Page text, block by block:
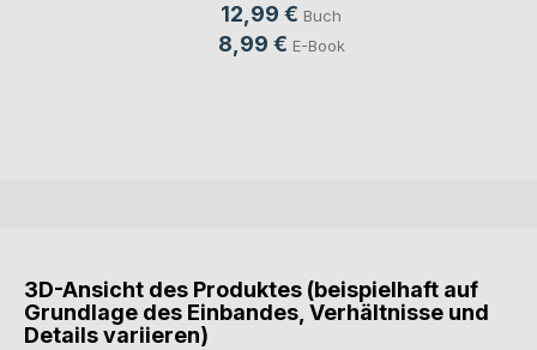
12,99 € Buch
8,99 € E-Book
3D-Ansicht des Produktes (beispielhaft auf
Grundlage des Einbandes, Verhältnisse und
Details variieren)